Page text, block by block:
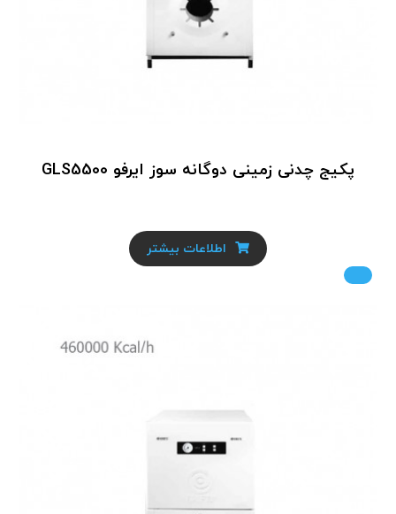
پکیج چدنی زمینی دوگانه سوز ایرفو GLS5500
اطلاعات بیشتر